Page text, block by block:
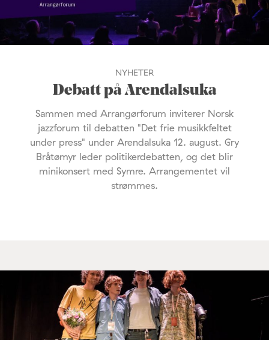
NYHETER
Debatt på Arendalsuka
Sammen med Arrangørforum inviterer Norsk
jazzforum til debatten "Det frie musikkfeltet
under press" under Arendalsuka 12. august. Gry
Bråtømyr leder politikerdebatten, og det blir
minikonsert med Symre. Arrangementet vil
strømmes.